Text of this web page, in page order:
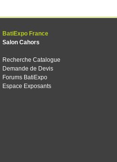
BatiExpo France
Salon Cahors
Recherche Catalogue
Demande de Devis
Forums BatiExpo
Espace Exposants